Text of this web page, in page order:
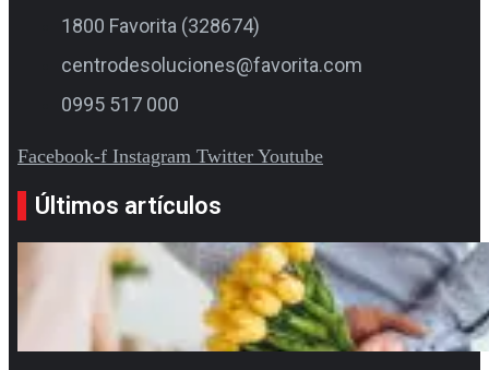
1800 Favorita (328674)
centrodesoluciones@favorita.com
0995 517 000
Facebook-f Instagram Twitter Youtube
Últimos artículos